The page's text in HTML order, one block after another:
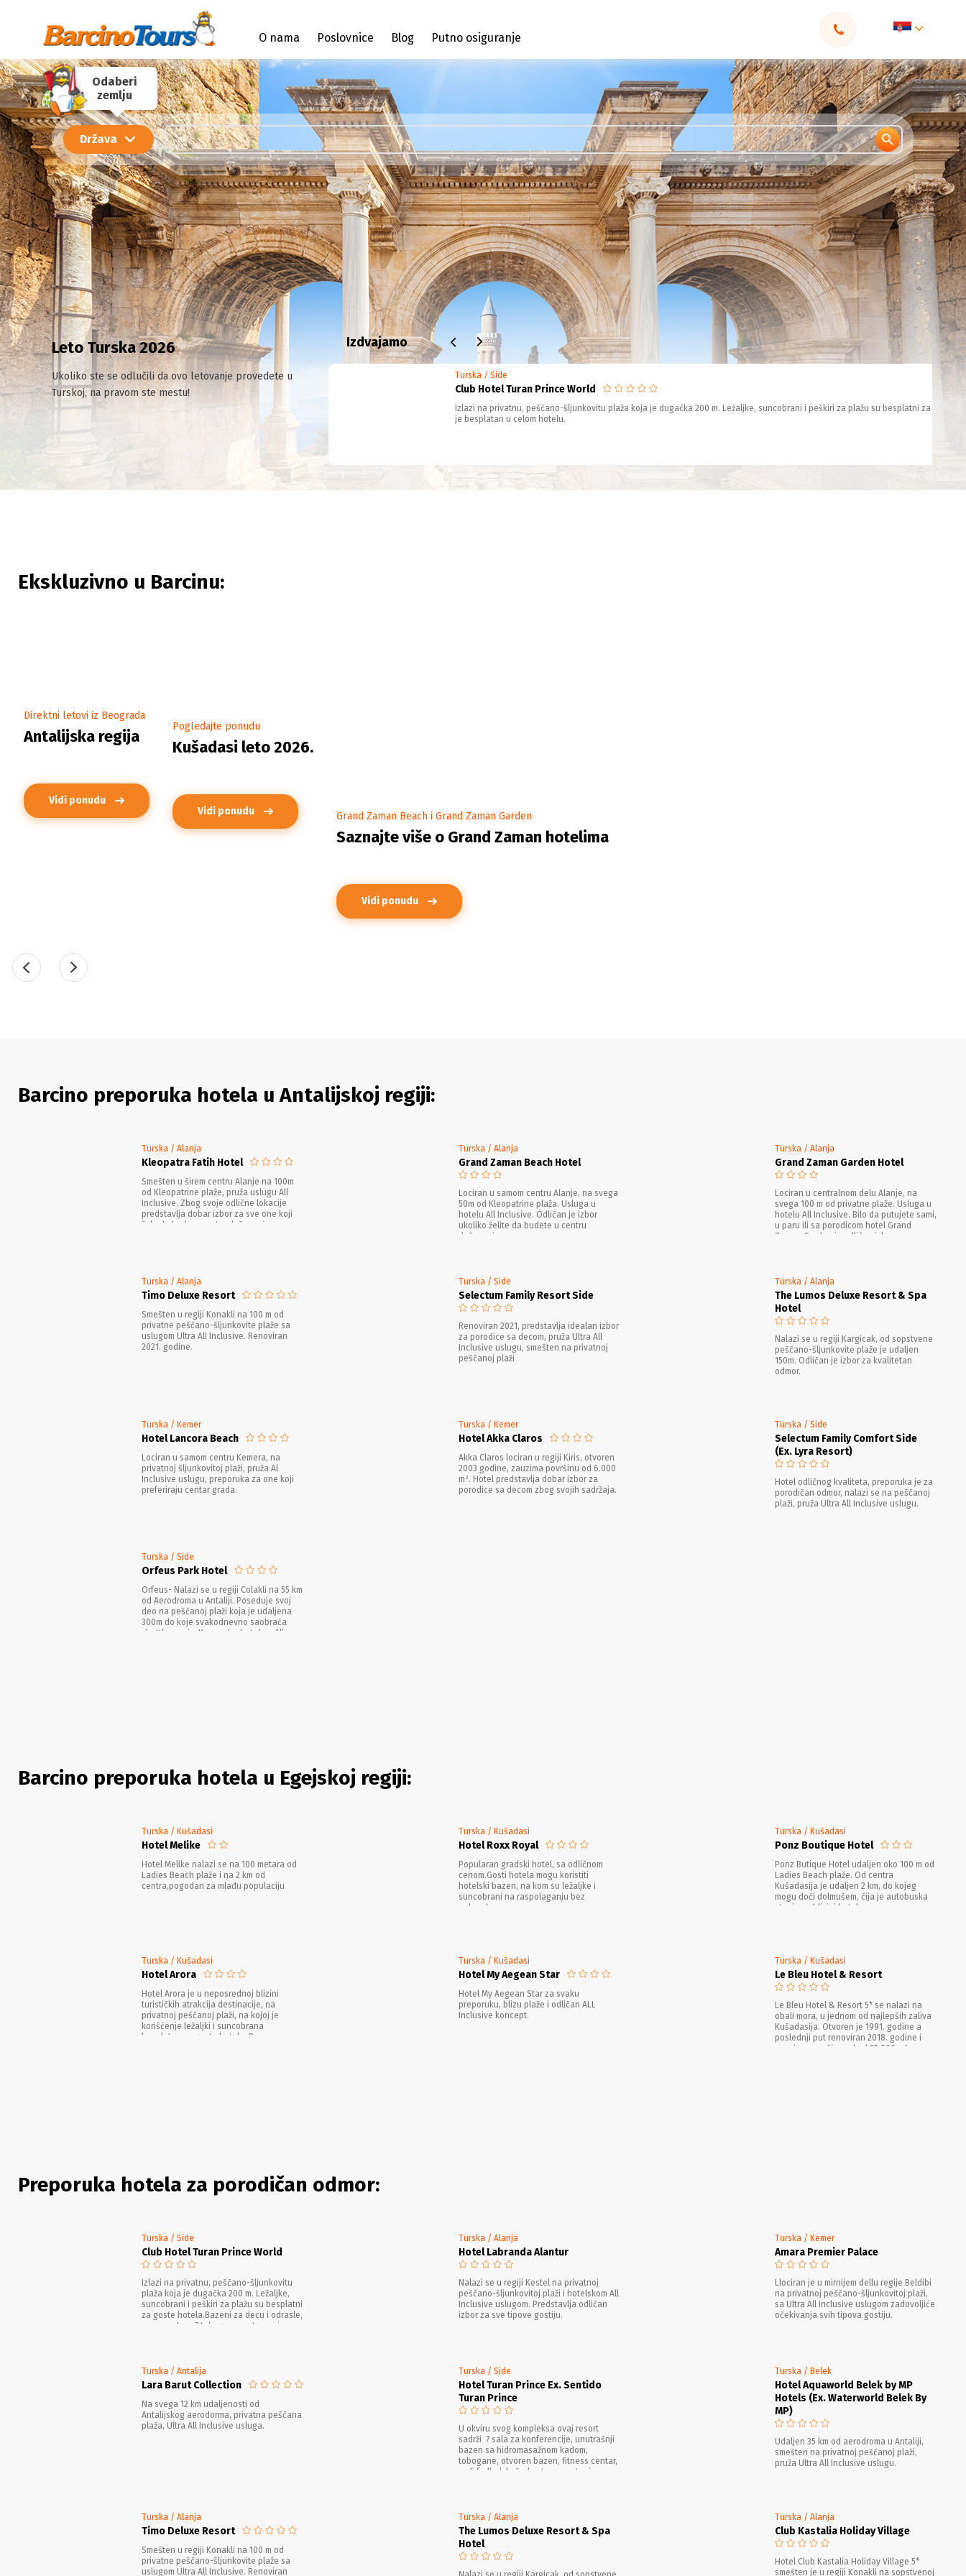
O nama Poslovnice Blog Putno osiguranje
Država
Odaberi
zemlju
Leto Turska 2026
Ukoliko ste se odlučili da ovo letovanje provedete u
Turskoj, na pravom ste mestu!
Izdvajamo
Turska / Side
Club Hotel Turan Prince World
Izlazi na privatnu, peščano-šljunkovitu plaža koja je dugačka 200 m. Ležaljke, suncobrani i peškiri za plažu su besplatni za goste
je besplatan u celom hotelu.
Ekskluzivno u Barcinu:
Direktni letovi iz Beograda
Antalijska regija
Vidi ponudu
Pogledajte ponudu
Kušadasi leto 2026.
Vidi ponudu Grand Zaman Beach i Grand Zaman Garden
Saznajte više o Grand Zaman hotelima
Vidi ponudu
Barcino preporuka hotela u Antalijskoj regiji:
Turska / Alanja
Kleopatra Fatih Hotel
Smešten u širem centru Alanje na 100m
od Kleopatrine plaže, pruža uslugu All
Inclusive. Zbog svoje odlične lokacije
predstavlja dobar izbor za sve one koji
žele da budu u centru dešavanja.
Turska / Alanja
Grand Zaman Beach Hotel
Lociran u samom centru Alanje, na svega
50m od Kleopatrine plaža. Usluga u
hotelu All Inclusive. Odličan je izbor
ukoliko želite da budete u centru
dešavanja.
Turska / Alanja
Grand Zaman Garden Hotel
Lociran u centralnom delu Alanje, na
svega 100 m od privatne plaže. Usluga u
hotelu All Inclusive. Bilo da putujete sami,
u paru ili sa porodicom hotel Grand
Zaman Garden je odličan izbor.
Turska / Alanja
Timo Deluxe Resort
Smešten u regiji Konakli na 100 m od
privatne peščano-šljunkovite plaže sa
uslugom Ultra All Inclusive. Renoviran
2021. godine.
Turska / Side
Selectum Family Resort Side
Renoviran 2021, predstavlja idealan izbor
za porodice sa decom, pruža Ultra All
Inclusive uslugu, smešten na privatnoj
peščanoj plaži
Turska / Alanja
The Lumos Deluxe Resort & Spa
Hotel
Nalazi se u regiji Kargicak, od sopstvene
peščano-šljunkovite plaže je udaljen
150m. Odličan je izbor za kvalitetan
odmor.
Turska / Kemer
Hotel Lancora Beach
Lociran u samom centru Kemera, na
privatnoj šljunkovitoj plaži, pruža Al
Inclusive uslugu, preporuka za one koji
preferiraju centar grada.
Turska / Kemer
Hotel Akka Claros
Akka Claros lociran u regiji Kiris, otvoren
2003 godine, zauzima površinu od 6.000
m². Hotel predstavlja dobar izbor za
porodice sa decom zbog svojih sadržaja.
Turska / Side
Selectum Family Comfort Side
(Ex. Lyra Resort)
Hotel odličnog kvaliteta, preporuka je za
porodičan odmor, nalazi se na peščanoj
plaži, pruža Ultra All Inclusive uslugu.
Turska / Side
Orfeus Park Hotel
Orfeus- Nalazi se u regiji Colakli na 55 km
od Aerodroma u Antaliji. Poseduje svoj
deo na peščanoj plaži koja je udaljena
300m do koje svakodnevno saobraća
shuttle servis. Koncept u hotelu – All
Barcino preporuka hotela u Egejskoj regiji:
Turska / Kušadasi
Hotel Melike
Hotel Melike nalazi se na 100 metara od
Ladies Beach plaže i na 2 km od
centra,pogodan za mlađu populaciju
Turska / Kušadasi
Hotel Roxx Royal
Popularan gradski hotel, sa odličnom
cenom.Gosti hotela mogu koristiti
hotelski bazen, na kom su ležaljke i
suncobrani na raspolaganju bez
naknade.
Turska / Kušadasi
Ponz Boutique Hotel
Ponz Butique Hotel udaljen oko 100 m od
Ladies Beach plaže. Od centra
Kušadasija je udaljen 2 km, do kojeg
mogu doći dolmušem, čija je autobuska
stanica u blizini hotela.
Turska / Kušadasi
Hotel Arora
Hotel Arora je u neposrednoj blizini
turističkih atrakcija destinacije, na
privatnoj peščanoj plaži, na kojoj je
korišćenje ležaljki i suncobrana
besplatno za goste hotela. Bazen na
Turska / Kušadasi
Hotel My Aegean Star
Hotel My Aegean Star za svaku
preporuku, blizu plaže i odličan ALL
Inclusive koncept.
Turska / Kušadasi
Le Bleu Hotel & Resort
Le Bleu Hotel & Resort 5* se nalazi na
obali mora, u jednom od najlepših zaliva
Kušadasija. Otvoren je 1991. godine a
poslednji put renoviran 2018. godine i
zauzima površinu od od 19.000 m².
Preporuka hotela za porodičan odmor:
Turska / Side
Club Hotel Turan Prince World
Izlazi na privatnu, peščano-šljunkovitu
plaža koja je dugačka 200 m. Ležaljke,
suncobrani i peškiri za plažu su besplatni
za goste hotela.Bazeni za decu i odrasle,
aqua park sa 7 tobogana, zatvoreni
Turska / Alanja
Hotel Labranda Alantur
Nalazi se u regiji Kestel na privatnoj
peščano-šljunkovitoj plaži i hotelskom All
Inclusive uslugom. Predstavlja odličan
izbor za sve tipove gostiju.
Turska / Kemer
Amara Premier Palace
Llociran je u mirnijem dellu regije Beldibi
na privatnoj peščano-šljunkovitoj plaži,
sa Ultra All Inclusive uslugom zadovoljiće
očekivanja svih tipova gostiju.
Turska / Antalija
Lara Barut Collection
Na svega 12 km udaljenosti od
Antalijskog aerodorma, privatna peščana
plaža, Ultra All Inclusive usluga.
Turska / Side
Hotel Turan Prince Ex. Sentido
Turan Prince
U okviru svog kompleksa ovaj resort
sadrži 7 sala za konferencije, unutrašnji
bazen sa hidromasažnom kadom,
tobogane, otvoren bazen, fitness centar,
mali fudbal, košarka, teren za tenis,
kids club, igralište za decu, bazen za
decu, aerobic, akvabik, kuglanje.
Turska / Belek
Hotel Aquaworld Belek by MP
Hotels (Ex. Waterworld Belek By
MP)
Udaljen 35 km od aerodroma u Antaliji,
smešten na privatnoj peščanoj plaži,
pruža Ultra All Inclusive uslugu.
Turska / Alanja
Timo Deluxe Resort
Smešten u regiji Konakli na 100 m od
privatne peščano-šljunkovite plaže sa
uslugom Ultra All Inclusive. Renoviran
Turska / Alanja
The Lumos Deluxe Resort & Spa
Hotel
Turska / Alanja
Club Kastalia Holiday Village
Hotel Club Kastalia Holiday Village 5*
smešten je u regiji Konakli na sopstvenoj